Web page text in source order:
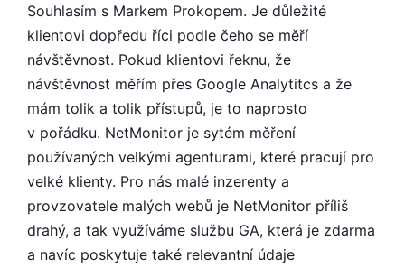
Souhlasím s Markem Prokopem. Je důležité
klientovi dopředu říci podle čeho se měří
návštěvnost. Pokud klientovi řeknu, že
návštěvnost měřím přes Google Analytitcs a že
mám tolik a tolik přístupů, je to naprosto
v pořádku. NetMonitor je sytém měření
používaných velkými agenturami, které pracují pro
velké klienty. Pro nás malé inzerenty a
provzovatele malých webů je NetMonitor příliš
drahý, a tak využíváme službu GA, která je zdarma
a navíc poskytuje také relevantní údaje